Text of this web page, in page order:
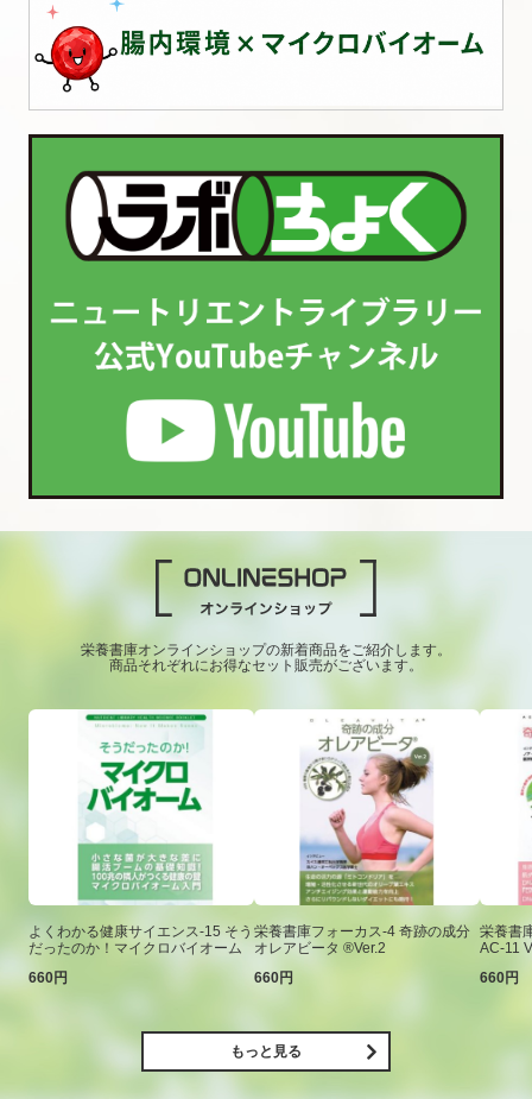
栄養書庫オンラインショップの新着商品をご紹介します。
商品それぞれにお得なセット販売がございます。
よくわかる健康サイエンス-15 そう
だったのか！マイクロバイオーム
660円
栄養書庫フォーカス-4 奇跡の成分
オレアビータ ®Ver.2
660円
栄養書
AC-11
660円
もっと見る